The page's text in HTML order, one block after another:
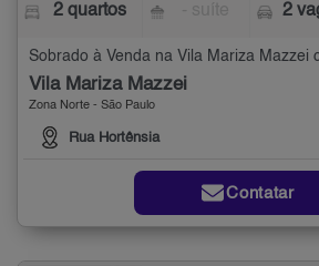
2 quartos 2
Sobrado à Venda na Vila Mariza Mazzei
Vila Mariza Mazzei
Zona Norte - São Paulo
Rua Hortênsia
Contatar